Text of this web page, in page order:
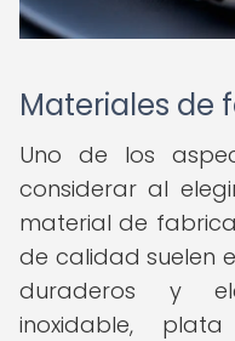
Materiales de
Uno de los
considerar al
material de
de calidad suelen
duraderos y
inoxidable,